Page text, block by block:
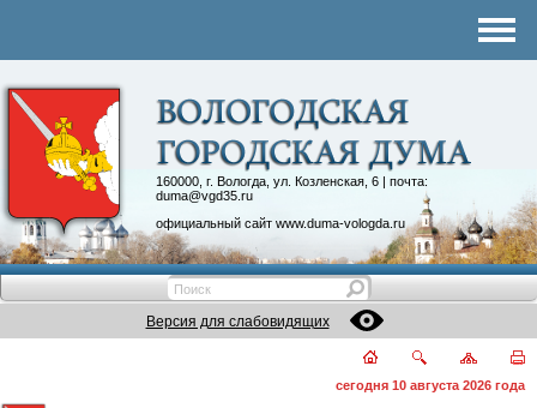
160000, г. Вологда, ул. Козленская, 6 | почта:
duma@vgd35.ru
официальный сайт www.duma-vologda.ru
Контакты
Депутатские объединения
Версия для слабовидящих
сегодня 10 августа 2026 года